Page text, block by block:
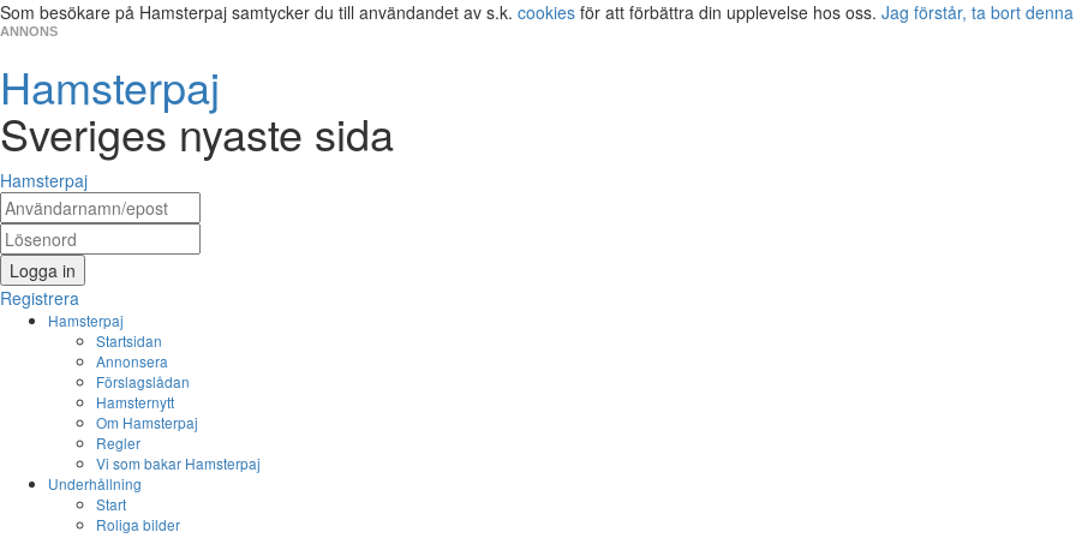
Som besökare på Hamsterpaj samtycker du till användandet av s.k. cookies för att förbättra din upplevelse hos oss. Jag förstår, ta bort
ANNONS
Hamsterpaj
Sveriges nyaste sida
Hamsterpaj
Logga in
Registrera
Hamsterpaj
Startsidan
Annonsera
Förslagslådan
Hamsternytt
Om Hamsterpaj
Regler
Vi som bakar Hamsterpaj
Underhållning
Start
Roliga bilder